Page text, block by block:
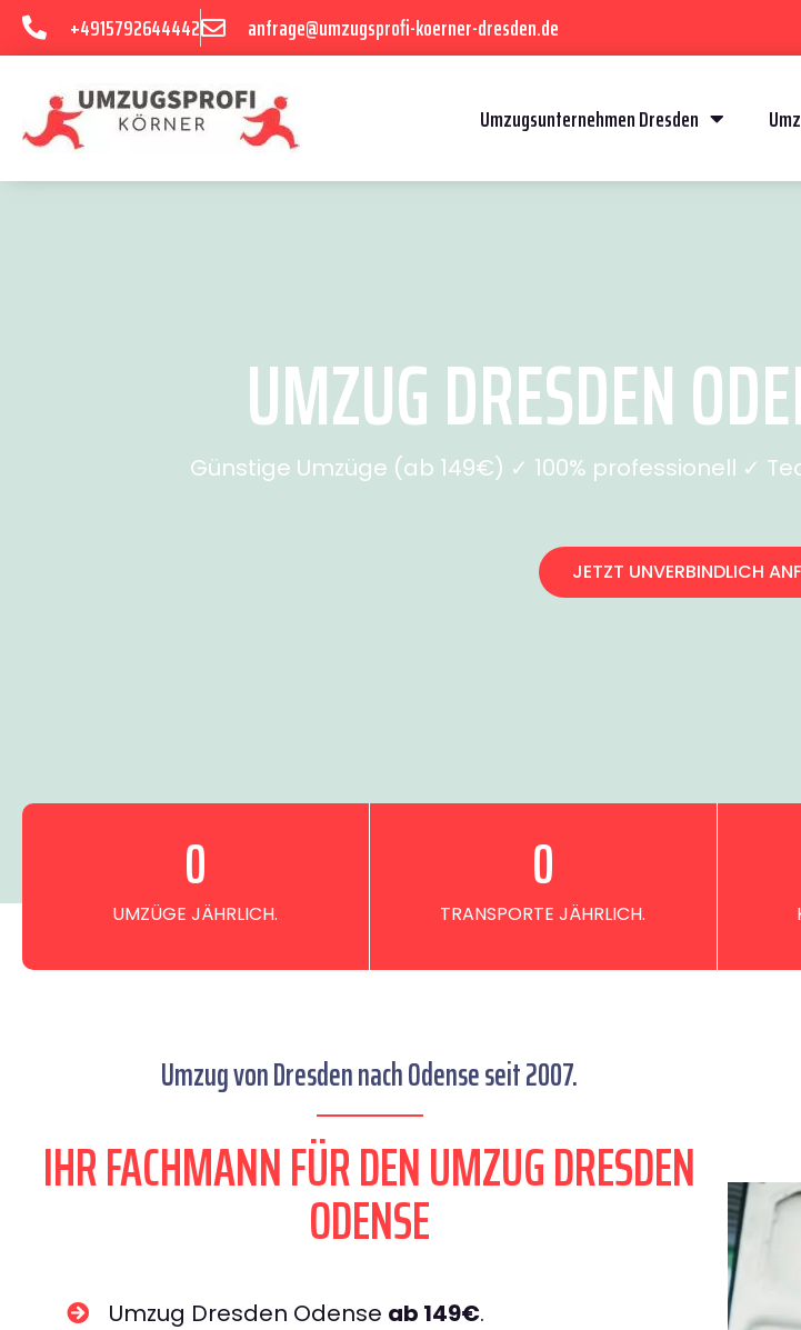
+4915792644442 anfrage@umzugsprofi-koerner-dresden.de
Umzugsunternehmen Dresden
UMZUG DRESDEN
Günstige Umzüge (ab 149€) ✓ 100% professionell ✓
JETZT UNVERBINDLICH
UMZÜGE JÄHRLICH.
0
TRANSPORTE JÄHRLICH.
0
Umzug von Dresden nach Odense seit 2007.
IHR FACHMANN FÜR DEN UMZUG DRESDEN
ODENSE
Umzug Dresden Odense ab 149€.